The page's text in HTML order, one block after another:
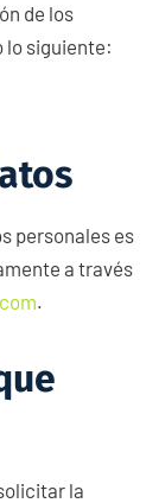
de los
lo siguiente:
personales es
a través
.
la